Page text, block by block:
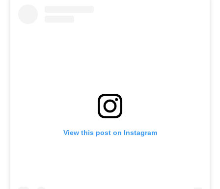
View this post on Instagram